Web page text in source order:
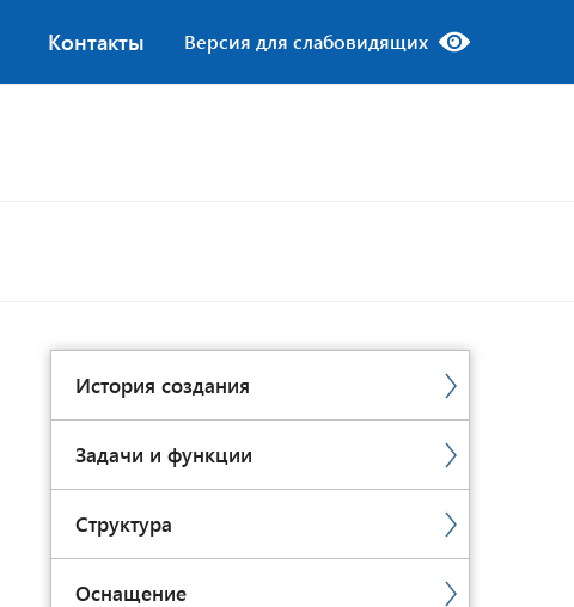
Контакты Версия для слабовидящих
История создания
Задачи и функции
Структура
Оснащение